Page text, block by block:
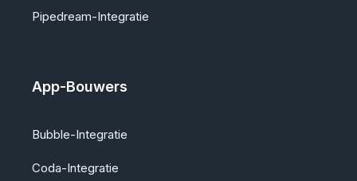
Pipedream-Integratie
App-Bouwers
Bubble-Integratie
Coda-Integratie